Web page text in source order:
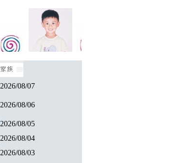
2026/08/07
2026/08/06
2026/08/05
2026/08/04
2026/08/03